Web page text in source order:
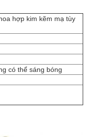
hợp kim kẽm mạ tùy
có thể sáng bóng